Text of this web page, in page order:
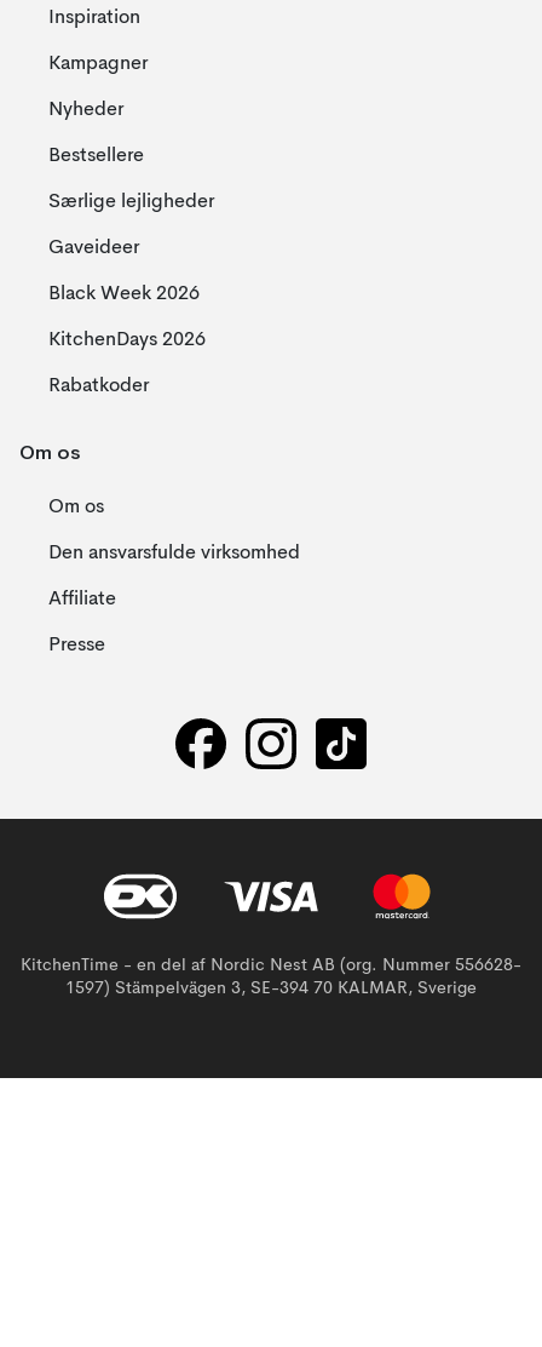
Inspiration
Kampagner
Nyheder
Bestsellere
Særlige lejligheder
Gaveideer
Black Week 2026
KitchenDays 2026
Rabatkoder
Om os
Om os
Den ansvarsfulde virksomhed
Affiliate
Presse
KitchenTime - en del af Nordic Nest AB (org. Nummer 556628-
1597) Stämpelvägen 3, SE-394 70 KALMAR, Sverige